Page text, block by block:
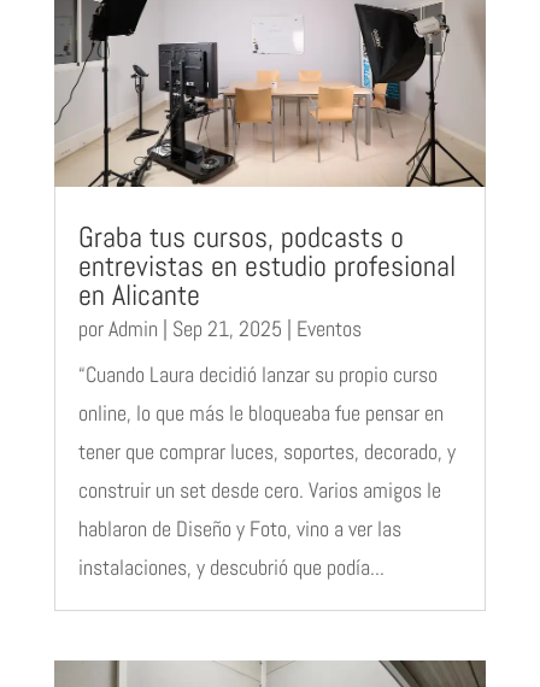
Graba tus cursos, podcasts o
entrevistas en estudio profesional
en Alicante
porAdmin | Sep 21, 2025 | Eventos
“Cuando Laura decidió lanzar su propio curso
online, lo que más le bloqueaba fue pensar en
tener que comprar luces, soportes, decorado, y
construir un set desde cero. Varios amigos le
hablaron de Diseño y Foto, vino a ver las
instalaciones, y descubrió que podía...